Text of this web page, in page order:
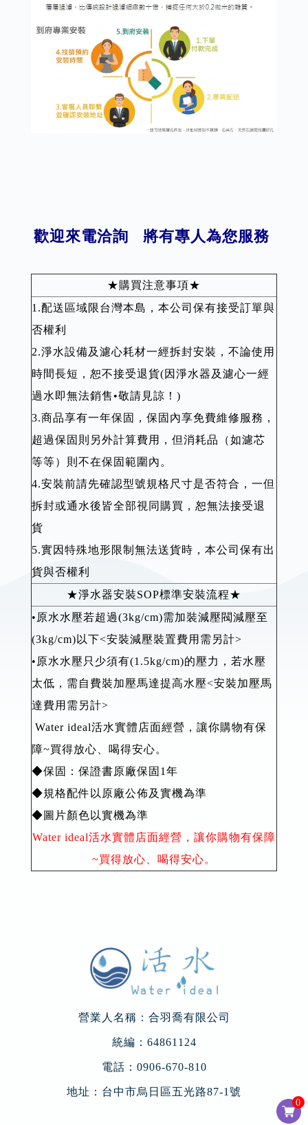
0
歡迎來電洽詢 將有專人為您服務
★購買注意事項★
1.配送區域限台灣本島，本公司保有接受訂單與
否權利
2.淨水設備及濾心耗材一經拆封安裝，不論使用
時間長短，恕不接受退貨(因淨水器及濾心一經
過水即無法銷售•敬請見諒！)
3.商品享有一年保固，保固內享免費維修服務，
超過保固則另外計算費用，但消耗品（如濾芯
等等）則不在保固範圍內。
4.安裝前請先確認型號規格尺寸是否符合，一但
拆封或通水後皆全部視同購買，恕無法接受退
貨
5.實因特殊地形限制無法送貨時，本公司保有出
貨與否權利
★淨水器安裝SOP標準安裝流程★
•原水水壓若超過(3kg/cm)需加裝減壓閥減壓至
(3kg/cm)以下<安裝減壓裝置費用需另計>
•原水水壓只少須有(1.5kg/cm)的壓力，若水壓
太低，需自費裝加壓馬達提高水壓<安裝加壓馬
達費用需另計>
Water ideal活水實體店面經營，讓你購物有保
障~買得放心、喝得安心。
◆保固：保證書原廠保固1年
◆規格配件以原廠公佈及實機為準
◆圖片顏色以實機為準
Water ideal活水實體店面經營，讓你購物有保障
~買得放心、喝得安心。
營業人名稱：合羽喬有限公司
統編：64861124
電話： 0906-670-810
地址： 台中市烏日區五光路87-1號